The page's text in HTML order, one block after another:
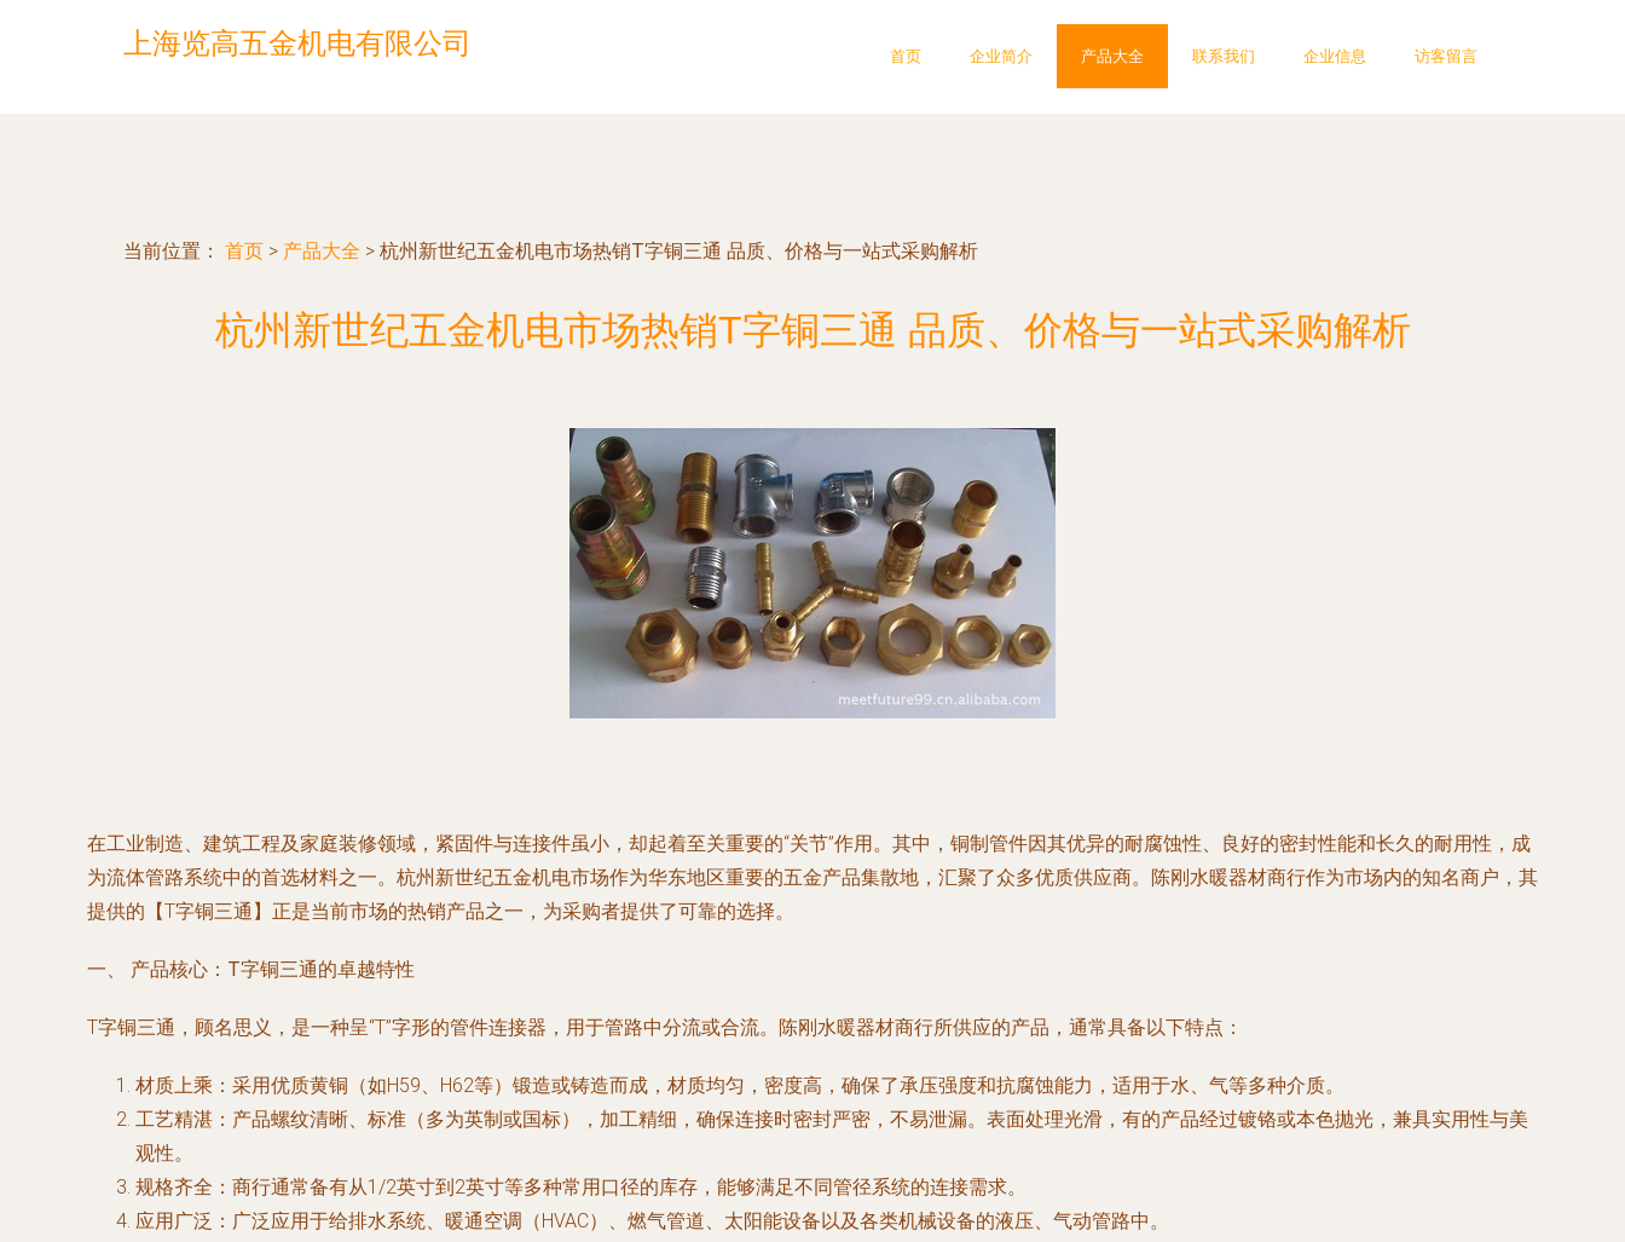
上海览高五金机电有限公司 首页 企业简介 产品大全 联系我们 企业信息 访客留言
当前位置： 首页 > 产品大全 > 杭州新世纪五金机电市场热销T字铜三通 品质、价格与一站式采购解析
杭州新世纪五金机电市场热销T字铜三通 品质、价格与一站式采购解析
在工业制造、建筑工程及家庭装修领域，紧固件与连接件虽小，却起着至关重要的“关节”作用。其中，铜制管件因其优异的耐腐蚀性、良好的密封性能和长久的耐用性，成
为流体管路系统中的首选材料之一。杭州新世纪五金机电市场作为华东地区重要的五金产品集散地，汇聚了众多优质供应商。陈刚水暖器材商行作为市场内的知名商户，其
提供的【T字铜三通】正是当前市场的热销产品之一，为采购者提供了可靠的选择。
一、 产品核心：T字铜三通的卓越特性
T字铜三通，顾名思义，是一种呈“T”字形的管件连接器，用于管路中分流或合流。陈刚水暖器材商行所供应的产品，通常具备以下特点：
材质上乘 ：采用优质黄铜（如H59、H62等）锻造或铸造而成，材质均匀，密度高，确保了承压强度和抗腐蚀能力，适用于水、气等多种介质。
工艺精湛 ：产品螺纹清晰、标准（多为英制或国标），加工精细，确保连接时密封严密，不易泄漏。表面处理光滑，有的产品经过镀铬或本色抛光，兼具实用性与美
观性。
规格齐全 ：商行通常备有从1/2英寸到2英寸等多种常用口径的库存，能够满足不同管径系统的连接需求。
应用广泛 ：广泛应用于给排水系统、暖通空调（HVAC）、燃气管道、太阳能设备以及各类机械设备的液压、气动管路中。